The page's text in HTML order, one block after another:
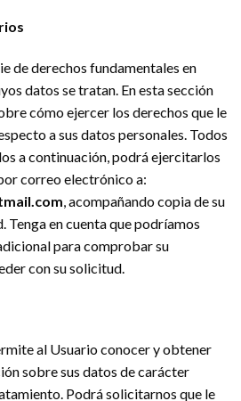
de derechos fundamentales en
datos se tratan. En esta sección
cómo ejercer los derechos que le
a sus datos personales. Todos
a continuación, podrá ejercitarlos
correo electrónico a:
, acompañando copia de su
Tenga en cuenta que podríamos
para comprobar su
con su solicitud.
al Usuario conocer y obtener
sobre sus datos de carácter
Podrá solicitarnos que le